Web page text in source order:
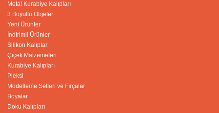
Metal Kurabiye Kalıpları
3 Boyutlu Objeler
Yeni Ürünler
İndirimli Ürünler
Silikon Kalıplar
Çiçek Malzemeleri
Kurabiye Kalıpları
Pleksi
Modelleme Setleri ve Fırçalar
Boyalar
Doku Kalıpları